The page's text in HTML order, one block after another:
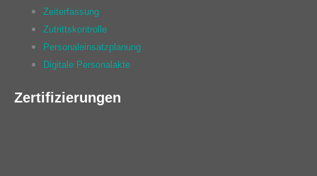
Zeiterfassung
Zutrittskontrolle
Personaleinsatzplanung
Digitale Personalakte
Zertifizierungen